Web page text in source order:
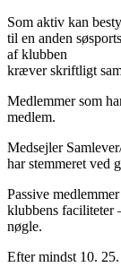
Som aktiv kan
til en anden
af klubben
kræver skriftligt
Medlemmer som
medlem.
Medsejler
har stemmeret ved
Passive
klubbens faciliteter
nøgle.
Efter mindst 10.